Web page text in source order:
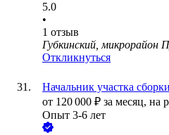
5.0
•
1 отзыв
Губкинский, микрорайон
Откликнуться
Начальник участка
от 120 000 ₽ за месяц, на
Опыт 3-6 лет